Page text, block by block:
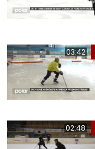
03:42
02:48